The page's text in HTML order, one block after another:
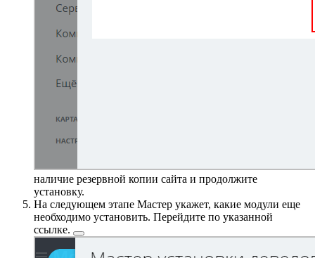
наличие резервной копии сайта и продолжите
установку.
На следующем этапе Мастер укажет, какие модули еще
необходимо установить. Перейдите по указанной
ссылке.